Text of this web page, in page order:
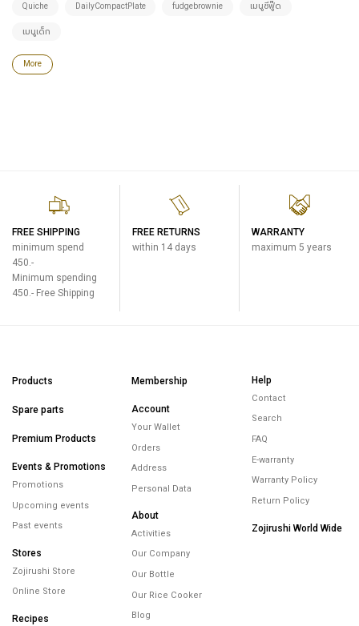
Quiche DailyCompactPlate fudgebrownie เมนูซีฟู๊ด
เมนูเด็ก
More
FREE SHIPPING
minimum spend
450.-
Minimum spending
450.- Free Shipping
FREE RETURNS
within 14 days
WARRANTY
maximum 5 years
Products
Spare parts
Premium Products
Events & Promotions
Promotions
Upcoming events
Past events
Stores
Zojirushi Store
Online Store
Recipes
Membership
Account
Your Wallet
Orders
Address
Personal Data
About
Activities
Our Company
Our Bottle
Our Rice Cooker
Blog
Help
Contact
Search
FAQ
E-warranty
Warranty Policy
Return Policy
Zojirushi World Wide